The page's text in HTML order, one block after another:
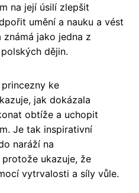
na její úsilí zlepšit
umění a nauku a vést
jako jedna z
dějin.
ke
jak dokázala
obtíže a uchopit
Je tak inspirativní
naráží na
ukazuje, že
vytrvalosti a síly vůle.